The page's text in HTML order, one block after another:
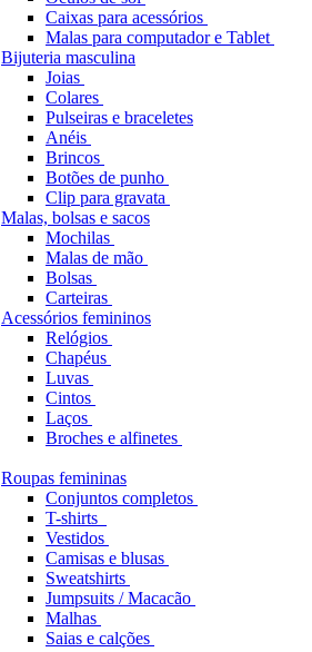
Caixas para acessórios
Malas para computador e Tablet
Bijuteria masculina
Joias
Colares
Pulseiras e braceletes
Anéis
Brincos
Botões de punho
Clip para gravata
Malas, bolsas e sacos
Mochilas
Malas de mão
Bolsas
Carteiras
Acessórios femininos
Relógios
Chapéus
Luvas
Cintos
Laços
Broches e alfinetes
Roupas femininas
Conjuntos completos
T-shirts
Vestidos
Camisas e blusas
Sweatshirts
Jumpsuits / Macacão
Malhas
Saias e calções